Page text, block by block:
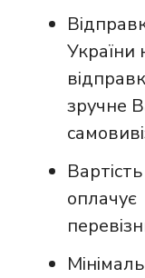
України
зручне
оплачує